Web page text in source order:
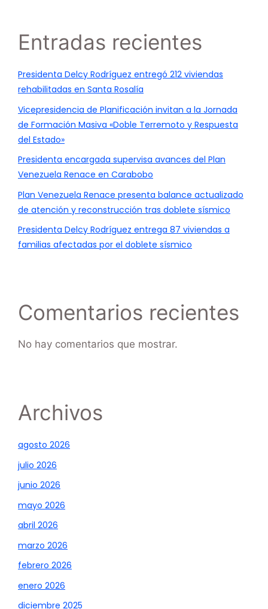
Entradas recientes
Presidenta Delcy Rodríguez entregó 212 viviendas
rehabilitadas en Santa Rosalía
Vicepresidencia de Planificación invitan a la Jornada
de Formación Masiva «Doble Terremoto y Respuesta
del Estado»
Presidenta encargada supervisa avances del Plan
Venezuela Renace en Carabobo
Plan Venezuela Renace presenta balance actualizado
de atención y reconstrucción tras doblete sísmico
Presidenta Delcy Rodríguez entrega 87 viviendas a
familias afectadas por el doblete sísmico
Comentarios recientes
No hay comentarios que mostrar.
Archivos
agosto 2026
julio 2026
junio 2026
mayo 2026
abril 2026
marzo 2026
febrero 2026
enero 2026
diciembre 2025